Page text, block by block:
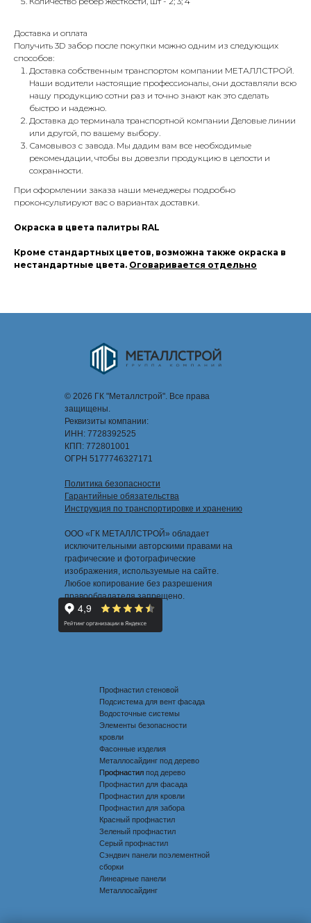
Доставка и оплата
Получить 3D забор после покупки можно одним из следующих
способов:
Доставка собственным транспортом компании МЕТАЛЛСТРОЙ.
Наши водители настоящие профессионалы, они доставляли всю
нашу продукцию сотни раз и точно знают как это сделать
быстро и надежно.
Доставка до терминала транспортной компании Деловые линии
или другой, по вашему выбору.
Самовывоз с завода. Мы дадим вам все необходимые
рекомендации, чтобы вы довезли продукцию в целости и
сохранности.
При оформлении заказа наши менеджеры подробно
проконсультируют вас о вариантах доставки.
Окраска в цвета палитры RAL
Кроме стандартных цветов, возможна также окраска в
нестандартные цвета. Оговаривается отдельно
© 2026 ГК "Металлстрой". Все права
защищены.
Реквизиты компании:
ИНН: 7728392525
КПП: 772801001
ОГРН 5177746327171
Политика безопасности
Гарантийные обязательства
Инструкция по транспортировке и хранению
ООО «ГК МЕТАЛЛСТРОЙ» обладает
исключительными авторскими правами на
графические и фотографические
изображения, используемые на сайте.
Любое копирование без разрешения
правообладателя запрещено.
Профнастил стеновой
Подсистема для вент фасада
Водосточные системы
Элементы безопасности
кровли
Фасонные изделия
Металлосайдинг под дерево
Профнастил под дерево
Профнастил
Профнастил для фасада
Профнастил для кровли
Профнастил для забора
Красный профнастил
Зеленый профнастил
Серый профнастил
Сэндвич панели поэлементной
сборки
Линеарные панели
Металлосайдинг